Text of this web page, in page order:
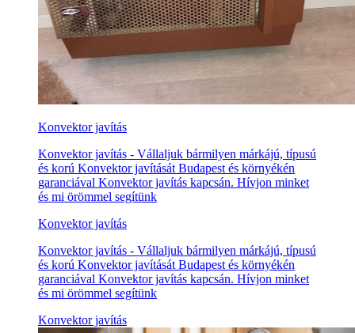
Konvektor javítás
Konvektor javítás - Vállaljuk bármilyen márkájú, típusú
és korú Konvektor javítását Budapest és környékén
garanciával Konvektor javítás kapcsán. Hívjon minket
és mi örömmel segítünk
Konvektor javítás
Konvektor javítás - Vállaljuk bármilyen márkájú, típusú
és korú Konvektor javítását Budapest és környékén
garanciával Konvektor javítás kapcsán. Hívjon minket
és mi örömmel segítünk
Konvektor javítás